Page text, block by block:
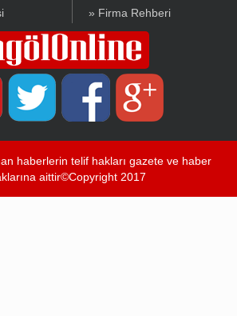
» Firma Rehberi
haberlerin telif hakları gazete ve haber
aittir©Copyright 2017